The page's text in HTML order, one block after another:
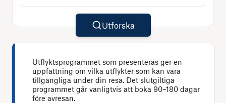
Utforska
Utflyktsprogrammet som presenteras ger en
uppfattning om vilka utflykter som kan vara
tillgängliga under din resa. Det slutgiltiga
programmet går vanligtvis att boka 90–180 dagar
före avresan.